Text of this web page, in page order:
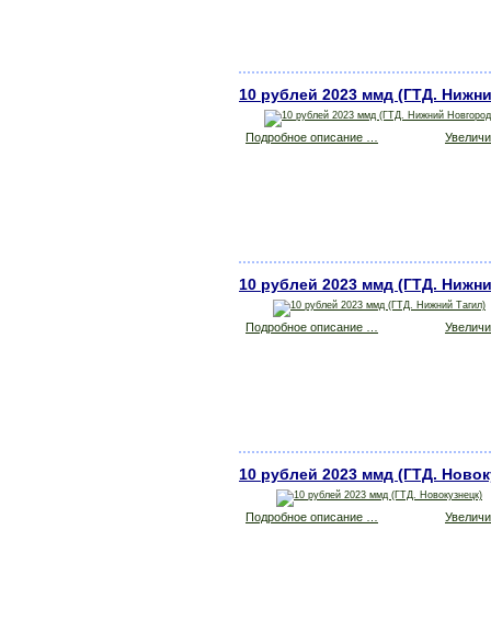
10 рублей 2023 ммд (ГТД.
Подробное описание …
10 рублей 2023 ммд (ГТД.
Подробное описание …
10 рублей 2023 ммд (ГТД.
Подробное описание …